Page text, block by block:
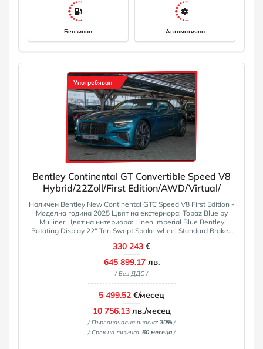
Бензинов Автоматична
Употребяван
Bentley Continental GT Convertible Speed V8
Hybrid/22Zoll/First Edition/AWD/Virtual/
Наличен Bentley New Continental GTC Speed V8 First Edition -
Моделна година 2025 Цвят на екстериора: Topaz Blue by
Mulliner Цвят на интериора: Linen Imperial Blue Bentley
Rotating Display 22" Ten Swept Spoke wheel Standard Brakes
0882111021, info@isauto. net
330 243 €
645 899.17лв.
/ Без ДДС /
5 499.52 €/месец
10 756.13лв./месец
/ Първоначална вноска: 30%/
/ Срок на лизинга: 60 месеца/